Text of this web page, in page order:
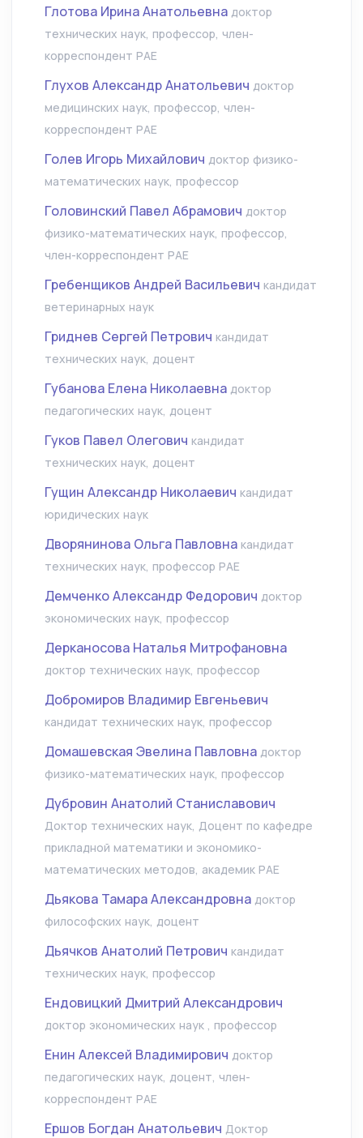
Глотова Ирина Анатольевна доктор
технических наук, профессор, член-
корреспондент РАЕ
Глухов Александр Анатольевич доктор
медицинских наук, профессор, член-
корреспондент РАЕ
Голев Игорь Михайлович доктор физико-
математических наук, профессор
Головинский Павел Абрамович доктор
физико-математических наук, профессор,
член-корреспондент РАЕ
Гребенщиков Андрей Васильевич кандидат
ветеринарных наук
Гриднев Сергей Петрович кандидат
технических наук, доцент
Губанова Елена Николаевна доктор
педагогических наук, доцент
Гуков Павел Олегович кандидат
технических наук, доцент
Гущин Александр Николаевич кандидат
юридических наук
Дворянинова Ольга Павловна кандидат
технических наук, профессор РАЕ
Демченко Александр Федорович доктор
экономических наук, профессор
Дерканосова Наталья Митрофановна
доктор технических наук, профессор
Добромиров Владимир Евгеньевич
кандидат технических наук, профессор
Домашевская Эвелина Павловна доктор
физико-математических наук, профессор
Дубровин Анатолий Станиславович
Доктор технических наук, Доцент по кафедре
прикладной математики и экономико-
математических методов, академик РАЕ
Дьякова Тамара Александровна доктор
философских наук, доцент
Дьячков Анатолий Петрович кандидат
технических наук, профессор
Ендовицкий Дмитрий Александрович
доктор экономических наук , профессор
Енин Алексей Владимирович доктор
педагогических наук, доцент, член-
корреспондент РАЕ
Ершов Богдан Анатольевич Доктор